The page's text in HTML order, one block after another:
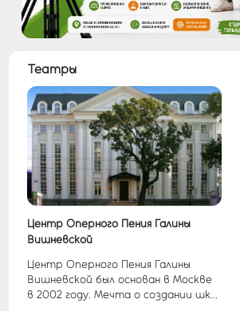
Театры
Центр Оперного Пения Галины
Вишневской
Центр Оперного Пения Галины
Вишневской был основан в Москве
в 2002 году. Мечта о создании шк...